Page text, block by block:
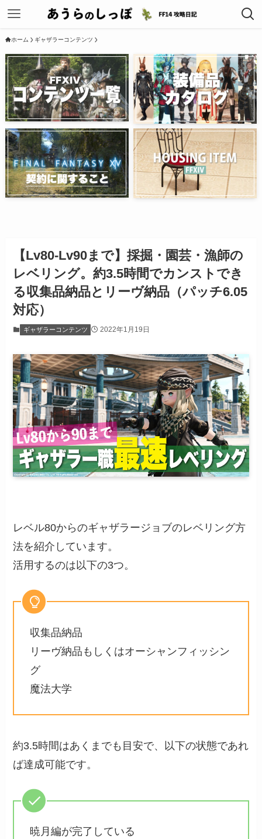
ホーム ギャザラーコンテンツ
【Lv80-Lv90まで】採掘・園芸・漁師の
レベリング。約3.5時間でカンストでき
る収集品納品とリーヴ納品（パッチ6.05
対応）
ギャザラーコンテンツ 2022年1月19日
レベル80からのギャザラージョブのレベリング方
法を紹介しています。
活用するのは以下の3つ。
収集品納品
リーヴ納品もしくはオーシャンフィッシン
グ
魔法大学
約3.5時間はあくまでも目安で、以下の状態であれ
ば達成可能です。
暁月編が完了している